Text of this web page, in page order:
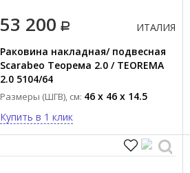
53 200
ИТАЛИЯ
Раковина накладная/ подвесная
Scarabeo Теорема 2.0 / TEOREMA
2.0 5104/64
Размеры (ШГВ), см: 46 x 46 x 14.5
Купить в 1 клик